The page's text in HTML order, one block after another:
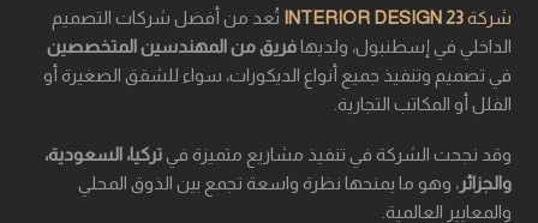
شركة23 INTERIOR DESIGN
تُعد من أفضل شركات التصميم
الداخلي في إسطنبول، ولديهافريق من المهندسين المتخصصين
في تصميم وتنفيذ جميع أنواع الديكورات، سواء للشقق الصغيرة أو
الفلل أو المكاتب التجارية.
وقد نجحت الشركة في تنفيذ مشاريع متميزة فيتركيا، السعودية،
والجزائر، وهو ما يمنحها نظرة واسعة تجمع بين الذوق المحلي
والمعايير العالمية.